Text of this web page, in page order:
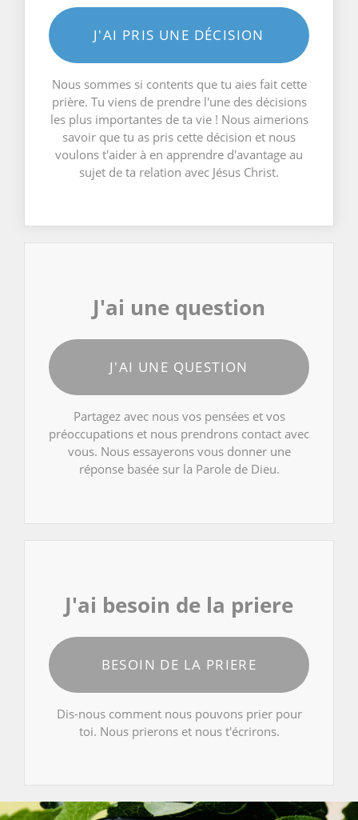
J'AI PRIS UNE DÉCISION
Nous sommes si contents que tu aies fait cette
prière. Tu viens de prendre l'une des décisions
les plus importantes de ta vie ! Nous aimerions
savoir que tu as pris cette décision et nous
voulons t'aider à en apprendre d'avantage au
sujet de ta relation avec Jésus Christ.
J'ai une question
J'AI UNE QUESTION
Partagez avec nous vos pensées et vos
préoccupations et nous prendrons contact avec
vous. Nous essayerons vous donner une
réponse basée sur la Parole de Dieu.
J'ai besoin de la priere
BESOIN DE LA PRIERE
Dis-nous comment nous pouvons prier pour
toi. Nous prierons et nous t'écrirons.